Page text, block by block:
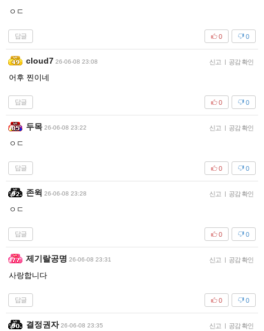
ㅇㄷ
답글 0
0
cloud7 26-06-08 23:08 신고 | 공감 확인
어후 찐이네
답글 0
0
두목 26-06-08 23:22 신고 | 공감 확인
ㅇㄷ
답글 0
0
존윅 26-06-08 23:28 신고 | 공감 확인
ㅇㄷ
답글 0
0
제기랄공명 26-06-08 23:31 신고 | 공감 확인
사랑합니다
답글 0
0
결정권자 26-06-08 23:35 신고 | 공감 확인